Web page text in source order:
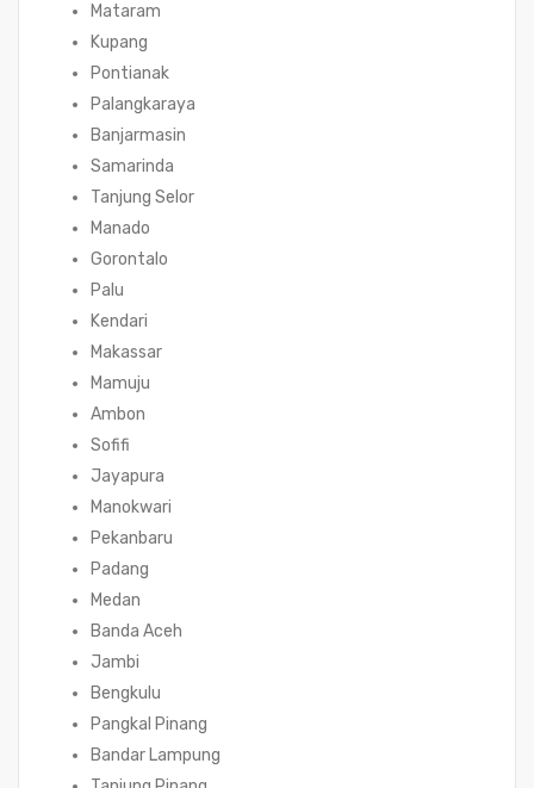
Mataram
Kupang
Pontianak
Palangkaraya
Banjarmasin
Samarinda
Tanjung Selor
Manado
Gorontalo
Palu
Kendari
Makassar
Mamuju
Ambon
Sofifi
Jayapura
Manokwari
Pekanbaru
Padang
Medan
Banda Aceh
Jambi
Bengkulu
Pangkal Pinang
Bandar Lampung